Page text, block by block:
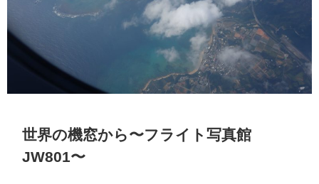
世界の機窓から〜フライト写真館
JW801〜